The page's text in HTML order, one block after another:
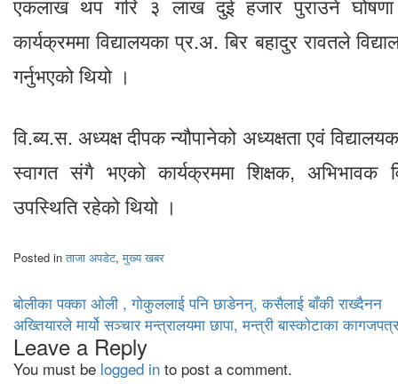
एकलाख थप गरि ३ लाख दुई हजार पुराउने
कार्यक्रममा विद्यालयका प्र.अ. बिर बहादुर रावतले
गर्नुभएको थियो ।
वि.ब्य.स. अध्यक्ष दीपक न्यौपानेको अध्यक्षता एवं
स्वागत संगै भएको कार्यक्रममा शिक्षक, अभिभावक
उपस्थिति रहेको थियो ।
Posted inताजा अपडेट,मुख्य खबर
Post
navigation
बाेलीका पक्का अ‌ाेली , गोकुललाई पनि छाडेनन्, कसैलाई बाँकी राख्दैनन
अख्तियारले मार्यो सञ्चार मन्त्रालयमा छापा, मन्त्री बास्कोटाका
Leave a Reply
You must be logged in to post a comment.